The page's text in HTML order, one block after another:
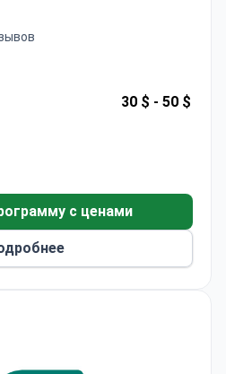
около 1800 долларов,
анестезию и
колледжем
с выпиской в тот же
сертифицирован в
хирургии,
Кхонкэн.
30 $ - 50 $
с ценами